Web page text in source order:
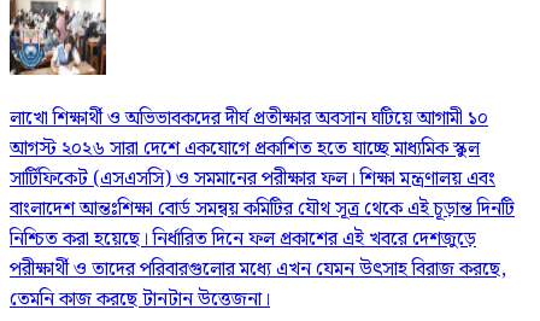
লাখো শিক্ষার্থী ও অভিভাবকদের দীর্ঘ প্রতীক্ষার অবসান ঘটিয়ে আগামী ১০
আগস্ট ২০২৬ সারা দেশে একযোগে প্রকাশিত হতে যাচ্ছে মাধ্যমিক স্কুল
সার্টিফিকেট (এসএসসি) ও সমমানের পরীক্ষার ফল। শিক্ষা মন্ত্রণালয় এবং
বাংলাদেশ আন্তঃশিক্ষা বোর্ড সমন্বয় কমিটির যৌথ সূত্র থেকে এই চূড়ান্ত দিনটি
নিশ্চিত করা হয়েছে। নির্ধারিত দিনে ফল প্রকাশের এই খবরে দেশজুড়ে
পরীক্ষার্থী ও তাদের পরিবারগুলোর মধ্যে এখন যেমন উৎসাহ বিরাজ করছে,
তেমনি কাজ করছে টানটান উত্তেজনা।